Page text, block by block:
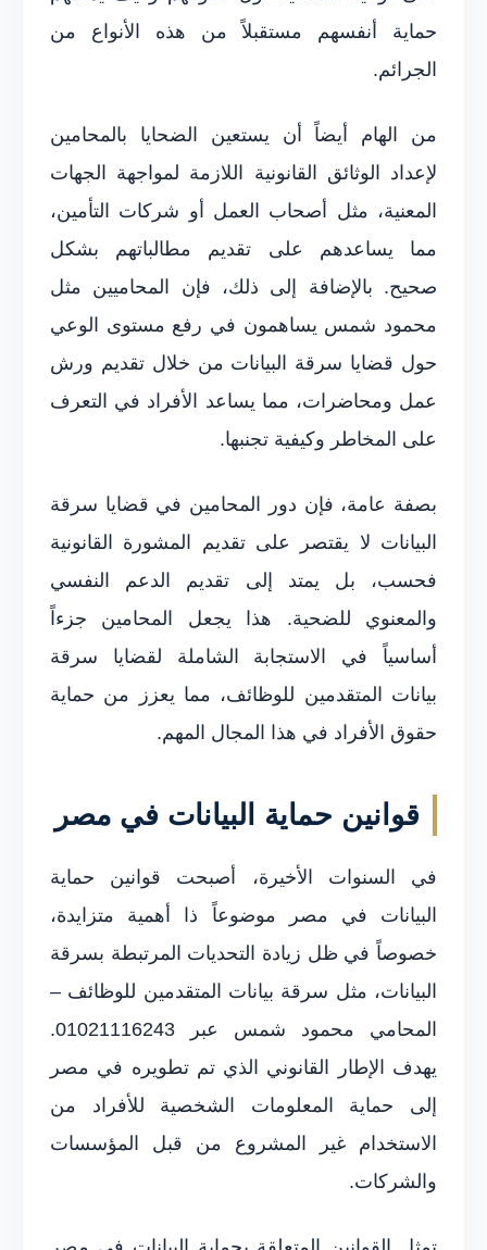
حماية أنفسهم مستقبلاً من هذه الأنواع من
الجرائم.
من الهام أيضاً أن يستعين الضحايا بالمحامين
لإعداد الوثائق القانونية اللازمة لمواجهة الجهات
المعنية، مثل أصحاب العمل أو شركات التأمين،
مما يساعدهم على تقديم مطالباتهم بشكل
صحيح. بالإضافة إلى ذلك، فإن المحاميين مثل
محمود شمس يساهمون في رفع مستوى الوعي
حول قضايا سرقة البيانات من خلال تقديم ورش
عمل ومحاضرات، مما يساعد الأفراد في التعرف
على المخاطر وكيفية تجنبها.
بصفة عامة، فإن دور المحامين في قضايا سرقة
البيانات لا يقتصر على تقديم المشورة القانونية
فحسب، بل يمتد إلى تقديم الدعم النفسي
والمعنوي للضحية. هذا يجعل المحامين جزءاً
أساسياً في الاستجابة الشاملة لقضايا سرقة
بيانات المتقدمين للوظائف، مما يعزز من حماية
حقوق الأفراد في هذا المجال المهم.
قوانين حماية البيانات في مصر
في السنوات الأخيرة، أصبحت قوانين حماية
البيانات في مصر موضوعاً ذا أهمية متزايدة،
خصوصاً في ظل زيادة التحديات المرتبطة بسرقة
البيانات، مثل سرقة بيانات المتقدمين للوظائف –
المحامي محمود شمس عبر 01021116243.
يهدف الإطار القانوني الذي تم تطويره في مصر
إلى حماية المعلومات الشخصية للأفراد من
الاستخدام غير المشروع من قبل المؤسسات
والشركات.